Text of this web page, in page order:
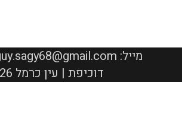
050-4555462 :טלפון | guy.sagy68@gmail.com :מייל
Copyright © 2026 דוכיפת | עין כרמל